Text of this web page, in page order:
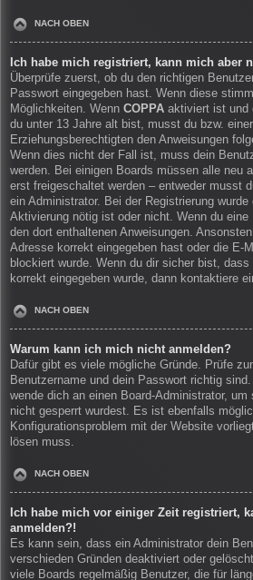
NACH OBEN
Ich habe mich registriert, kann mich aber
Überprüfe zuerst, ob du den richtigen
Passwort eingegeben hast. Wenn diese
Möglichkeiten. Wenn COPPA aktiviert ist und
du unter 13 Jahre alt bist, musst du bzw.
Erziehungsberechtigten den Anweisungen
Wenn dies nicht der Fall ist, muss dein
werden. Bei einigen Boards müssen alle neu
erst freigeschaltet werden – entweder musst
ein Administrator. Bei der Registrierung
Aktivierung nötig ist oder nicht. Wenn du
den dort enthaltenen Anweisungen.
Adresse korrekt eingegeben hast oder die E-
blockiert wurde. Wenn du dir sicher bist,
korrekt eingegeben wurde, dann kontaktiere
NACH OBEN
Warum kann ich mich nicht anmelden?
Dafür gibt es viele mögliche Gründe. Prüfe
Benutzername und dein Passwort richtig
wende dich an einen Board-Administrator,
nicht gesperrt wurdest. Es ist ebenfalls
Konfigurationsproblem mit der Website
lösen muss.
NACH OBEN
Ich habe mich vor einiger Zeit registriert,
anmelden?!
Es kann sein, dass ein Administrator dein
verschieden Gründen deaktiviert oder
viele Boards regelmäßig Benutzer, die für